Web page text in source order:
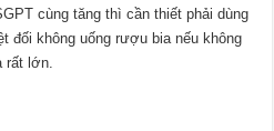
cùng tăng thì cần thiết phải dùng
đối không uống rượu bia nếu không
rất lớn.